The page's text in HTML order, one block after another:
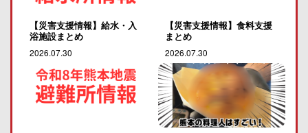
【災害支援情報】給水・入
浴施設まとめ
2026.07.30
【災害支援情報】食料支援
まとめ
2026.07.30